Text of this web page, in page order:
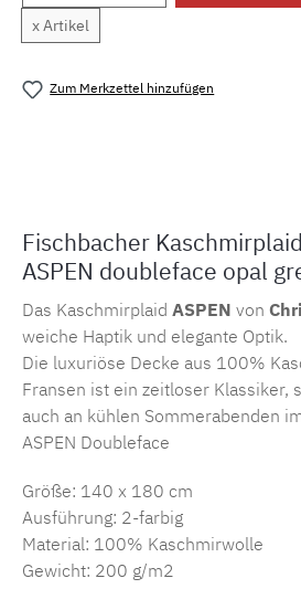
x Artikel
Zum Merkzettel hinzufügen
Fischbacher Kaschmirplaid
ASPEN doubleface opal
Das Kaschmirplaid ASPEN von
weiche Haptik und elegante Optik.
Die luxuriöse Decke aus 100%
Fransen ist ein zeitloser Klassiker,
auch an kühlen Sommerabenden
ASPEN Doubleface
Größe: 140 x 180 cm
Ausführung: 2-farbig
Material: 100% Kaschmirwolle
Gewicht: 200 g/m2